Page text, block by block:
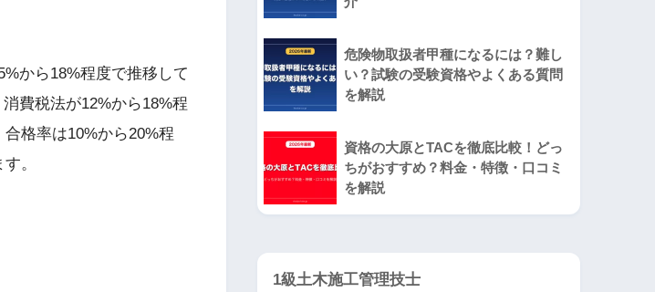
から18%程度で推移して
費税法が12%から18%程
格率は10%から20%程
。
危険物取扱者甲種になるには？難し
い？試験の受験資格やよくある質問
を解説
資格の大原とTACを徹底比較！どっ
ちがおすすめ？料金・特徴・口コミ
を解説
1級土木施工管理技士